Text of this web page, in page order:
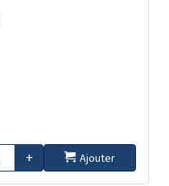
+ Ajouter